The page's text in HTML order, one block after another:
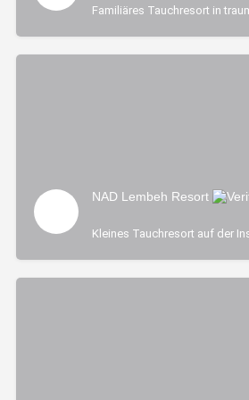
Familiäres Tauchresort in
NAD Lembeh Resort
Kleines Tauchresort auf der